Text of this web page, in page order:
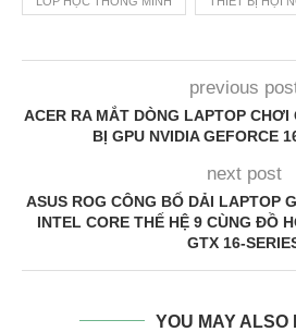
previous
ACER RA MẮT DÒNG LAPTOP CHƠI
BỊ GPU NVIDIA GEFORCE
next post
ASUS ROG CÔNG BỐ DẢI LAPTOP
INTEL CORE THẾ HỆ 9 CÙNG ĐỒ
GTX 16-
YOU MAY ALSO